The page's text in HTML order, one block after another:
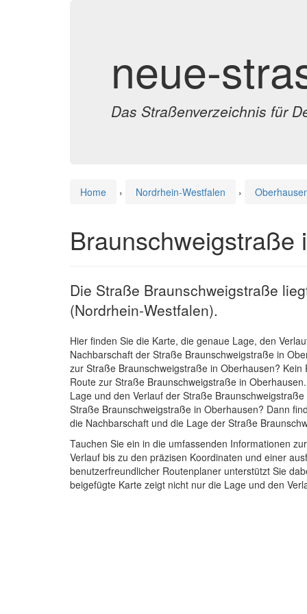
neue-
Das Straßenverzeichnis für
Home › Nordrhein-Westfalen ›
Braunschweigstraße
Die Straße Braunschweigstraße
(Nordrhein-Westfalen).
Hier finden Sie die Karte, die genaue Lage, den
Nachbarschaft der Straße Braunschweigstraße in
zur Straße Braunschweigstraße in Oberhausen?
Route zur Straße Braunschweigstraße in
Lage und den Verlauf der Straße
Straße Braunschweigstraße in Oberhausen? Dann
die Nachbarschaft und die Lage der Straße
Tauchen Sie ein in die umfassenden Informationen
Verlauf bis zu den präzisen Koordinaten und einer
benutzerfreundlicher Routenplaner unterstützt Sie
beigefügte Karte zeigt nicht nur die Lage und den